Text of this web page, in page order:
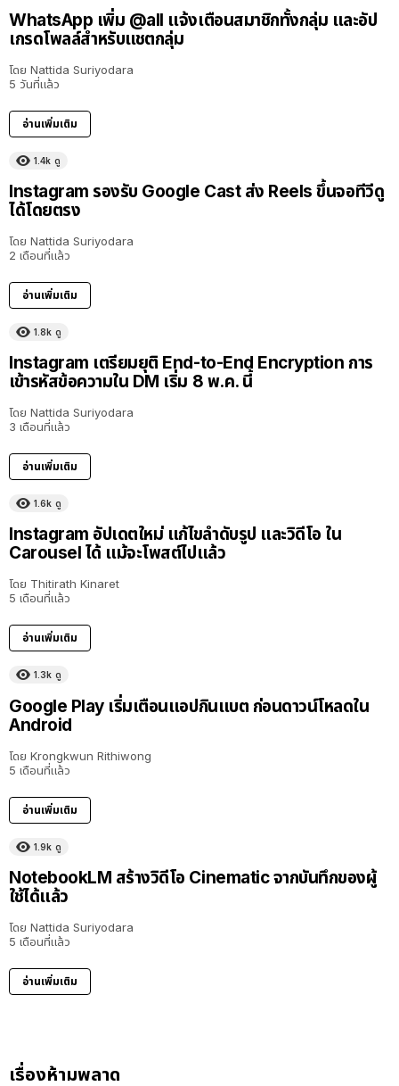
WhatsApp เพิ่ม @all แจ้งเตือนสมาชิกทั้งกลุ่ม และอัป
เกรดโพลล์สำหรับแชตกลุ่ม
โดย Nattida Suriyodara
5 วันที่แล้ว
อ่านเพิ่มเติม
1.4k ดู
Instagram รองรับ Google Cast ส่ง Reels ขึ้นจอทีวีดู
ได้โดยตรง
โดย Nattida Suriyodara
2 เดือนที่แล้ว
อ่านเพิ่มเติม
1.8k ดู
Instagram เตรียมยุติ End-to-End Encryption การ
เข้ารหัสข้อความใน DM เริ่ม 8 พ.ค. นี้
โดย Nattida Suriyodara
3 เดือนที่แล้ว
อ่านเพิ่มเติม
1.6k ดู
Instagram อัปเดตใหม่ แก้ไขลำดับรูป และวิดีโอ ใน
Carousel ได้ แม้จะโพสต์ไปแล้ว
โดย Thitirath Kinaret
5 เดือนที่แล้ว
อ่านเพิ่มเติม
1.3k ดู
Google Play เริ่มเตือนแอปกินแบต ก่อนดาวน์โหลดใน
Android
โดย Krongkwun Rithiwong
5 เดือนที่แล้ว
อ่านเพิ่มเติม
1.9k ดู
NotebookLM สร้างวิดีโอ Cinematic จากบันทึกของผู้
ใช้ได้แล้ว
โดย Nattida Suriyodara
5 เดือนที่แล้ว
อ่านเพิ่มเติม
เรื่องห้ามพลาด